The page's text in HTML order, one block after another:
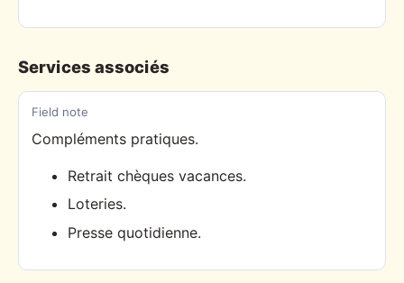
Services associés
Field note
Compléments pratiques.
Retrait chèques vacances.
Loteries.
Presse quotidienne.